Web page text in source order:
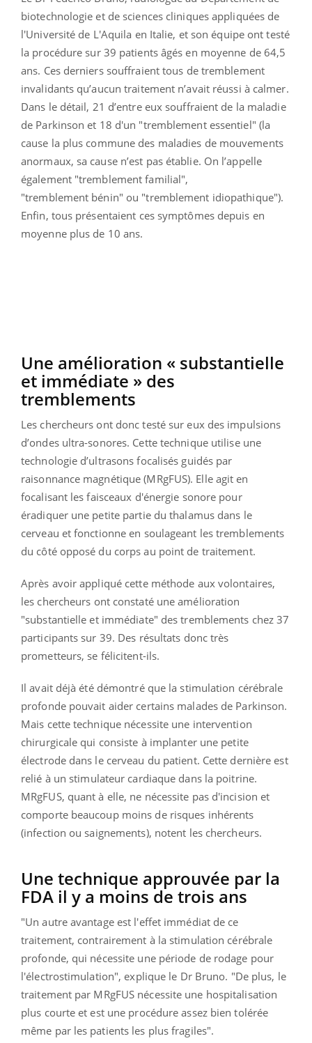
biotechnologie et de sciences cliniques appliquées de
l'Université de L'Aquila en Italie, et son équipe ont testé
la procédure sur 39 patients âgés en moyenne de 64,5
ans. Ces derniers souffraient tous de tremblement
invalidants qu’aucun traitement n’avait réussi à calmer.
Dans le détail, 21 d’entre eux souffraient de la maladie
de Parkinson et 18 d'un "tremblement essentiel" (la
cause la plus commune des maladies de mouvements
anormaux, sa cause n’est pas établie. On l’appelle
également "tremblement familial",
"tremblement bénin" ou "tremblement idiopathique").
Enfin, tous présentaient ces symptômes depuis en
moyenne plus de 10 ans.
Une amélioration « substantielle
et immédiate » des
tremblements
Les chercheurs ont donc testé sur eux des impulsions
d’ondes ultra-sonores. Cette technique utilise une
technologie d’ultrasons focalisés guidés par
raisonnance magnétique (MRgFUS). Elle agit en
focalisant les faisceaux d'énergie sonore pour
éradiquer une petite partie du thalamus dans le
cerveau et fonctionne en soulageant les tremblements
du côté opposé du corps au point de traitement.
Après avoir appliqué cette méthode aux volontaires,
les chercheurs ont constaté une amélioration
"substantielle et immédiate" des tremblements chez 37
participants sur 39. Des résultats donc très
prometteurs, se félicitent-ils.
Il avait déjà été démontré que la stimulation cérébrale
profonde pouvait aider certains malades de Parkinson.
Mais cette technique nécessite une intervention
chirurgicale qui consiste à implanter une petite
électrode dans le cerveau du patient. Cette dernière est
relié à un stimulateur cardiaque dans la poitrine.
MRgFUS, quant à elle, ne nécessite pas d'incision et
comporte beaucoup moins de risques inhérents
(infection ou saignements), notent les chercheurs.
Une technique approuvée par la
FDA il y a moins de trois ans
"Un autre avantage est l'effet immédiat de ce
traitement, contrairement à la stimulation cérébrale
profonde, qui nécessite une période de rodage pour
l'électrostimulation", explique le Dr Bruno. "De plus, le
traitement par MRgFUS nécessite une hospitalisation
plus courte et est une procédure assez bien tolérée
même par les patients les plus fragiles".